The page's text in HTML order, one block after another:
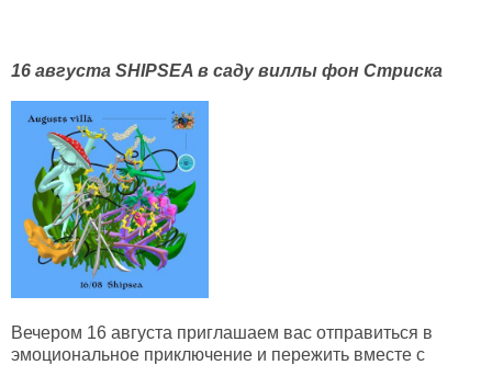
16 августа SHIPSEA в саду виллы фон Стриcка
Вечером 16 августа приглашаем вас отправиться в
эмоциональное приключение и пережить вместе с